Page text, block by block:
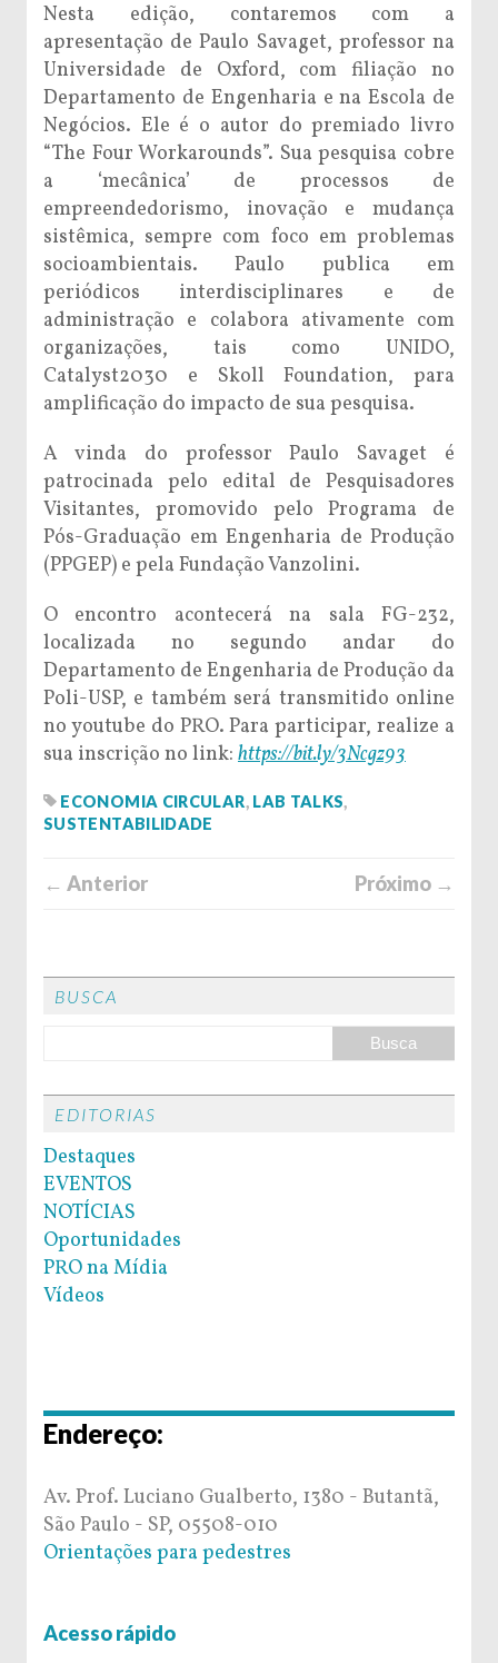
Nesta edição, contaremos com a
apresentação de Paulo Savaget, professor na
Universidade de Oxford, com filiação no
Departamento de Engenharia e na Escola de
Negócios. Ele é o autor do premiado livro
“The Four Workarounds”. Sua pesquisa cobre
a ‘mecânica’ de processos de
empreendedorismo, inovação e mudança
sistêmica, sempre com foco em problemas
socioambientais. Paulo publica em
periódicos interdisciplinares e de
administração e colabora ativamente com
organizações, tais como UNIDO,
Catalyst2030 e Skoll Foundation, para
amplificação do impacto de sua pesquisa.
A vinda do professor Paulo Savaget é
patrocinada pelo edital de Pesquisadores
Visitantes, promovido pelo Programa de
Pós-Graduação em Engenharia de Produção
(PPGEP) e pela Fundação Vanzolini.
O encontro acontecerá na sala FG-232,
localizada no segundo andar do
Departamento de Engenharia de Produção da
Poli-USP, e também será transmitido online
no youtube do PRO. Para participar, realize a
sua inscrição no link: https://bit.ly/3Ncgz93
ECONOMIA CIRCULAR, LAB TALKS,
SUSTENTABILIDADE
← Anterior Próximo →
BUSCA
EDITORIAS
Destaques
EVENTOS
NOTÍCIAS
Oportunidades
PRO na Mídia
Vídeos
Endereço:
Av. Prof. Luciano Gualberto, 1380 - Butantã,
São Paulo - SP, 05508-010
Orientações para pedestres
Acesso rápido